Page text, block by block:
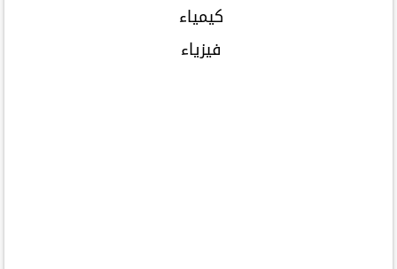
كيمياء
فيزياء